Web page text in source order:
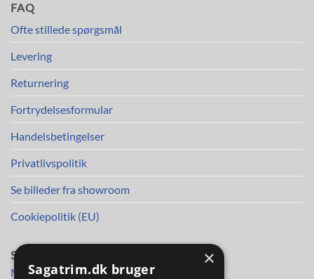
FAQ
Ofte stillede spørgsmål
Levering
Returnering
Fortrydelsesformular
Handelsbetingelser
Privatlivspolitik
Se billeder fra showroom
Cookiepolitik (EU)
SAGA TRIM APS
Mileparken 30
×
Sagatrim.dk bruger